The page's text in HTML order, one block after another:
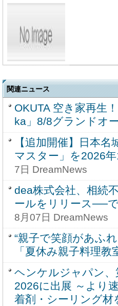
関連ニュース
OKUTA 空き家再生
ka」8/8グランドオ
【追加開催】日本
マスター」を2026
7日 DreamNews
dea株式会社、相続
ールをリリース──
8月07日 DreamNews
“親子で笑顔があふ
「夏休み親子料理教
ヘンケルジャパン、
2026に出展 ～より
着剤・シーリング材